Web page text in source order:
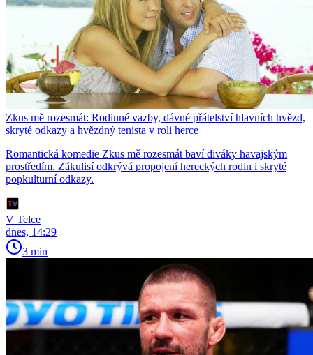
Zkus mě rozesmát: Rodinné vazby, dávné přátelství hlavních hvězd,
skryté odkazy a hvězdný tenista v roli herce
Romantická komedie Zkus mě rozesmát baví diváky havajským
prostředím. Zákulisí odkrývá propojení hereckých rodin i skryté
popkulturní odkazy.
V Telce
dnes, 14:29
3 min